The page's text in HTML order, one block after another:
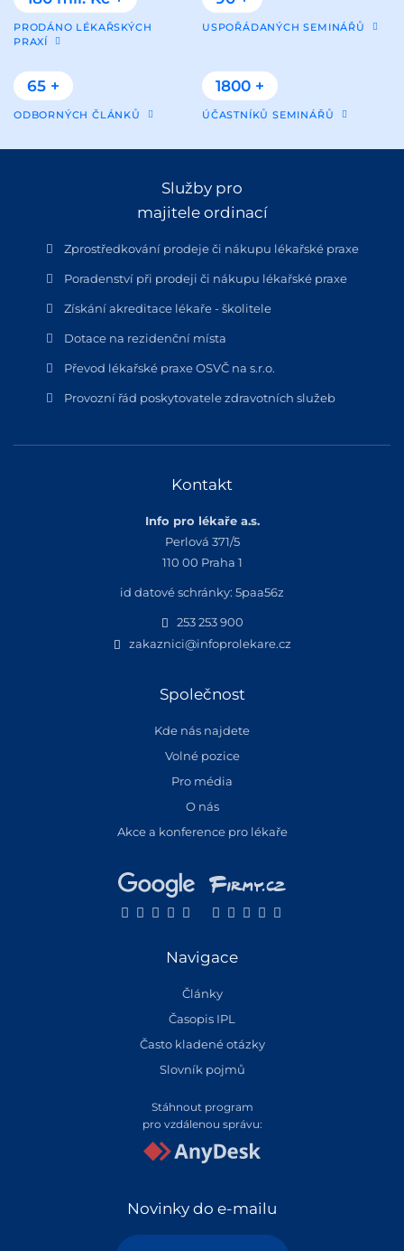
PRODÁNO LÉKAŘSKÝCH
PRAXÍ
USPOŘÁDANÝCH SEMINÁŘŮ
65 +
ODBORNÝCH ČLÁNKŮ
1800 +
ÚČASTNÍKŮ SEMINÁŘŮ
Služby pro
majitele ordinací
Zprostředkování prodeje či nákupu lékařské praxe
Poradenství při prodeji či nákupu lékařské praxe
Získání akreditace lékaře - školitele
Dotace na rezidenční místa
Převod lékařské praxe OSVČ na s.r.o.
Provozní řád poskytovatele zdravotních služeb
Kontakt
Info pro lékaře a.s.
Perlová 371/5
110 00 Praha 1
id datové schránky: 5paa56z
253 253 900
zakaznici@infoprolekare.cz
Společnost
Kde nás najdete
Volné pozice
Pro média
O nás
Akce a konference pro lékaře
Navigace
Články
Časopis IPL
Často kladené otázky
Slovník pojmů
Stáhnout program
pro vzdálenou správu:
Novinky do e-mailu